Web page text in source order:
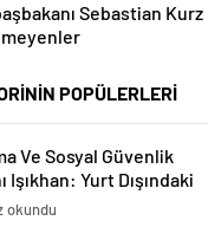
Sebastian Kurz
POPÜLERLERİ
Ve Sosyal Güvenlik
Işıkhan: Yurt Dışındaki
Başvuruları
okundu